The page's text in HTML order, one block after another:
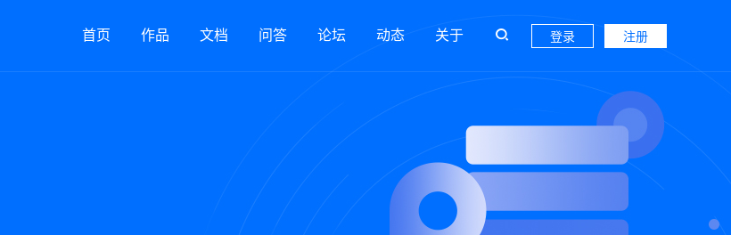
首页 作品 文档 问答 论坛 动态 关于 登录 注册